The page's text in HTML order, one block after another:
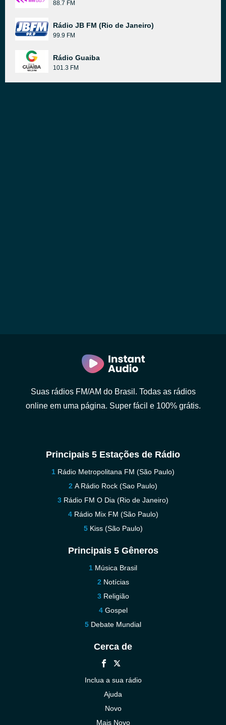
88.7 FM
Rádio JB FM (Rio de Janeiro)
99.9 FM
Rádio Guaiba
101.3 FM
Suas rádios FM/AM do Brasil. Todas as rádios
online em uma página. Super fácil e 100% grátis.
Principais 5 Estações de Rádio
Rádio Metropolitana FM (São Paulo)
A Rádio Rock (Sao Paulo)
Rádio FM O Dia (Rio de Janeiro)
Rádio Mix FM (São Paulo)
Kiss (São Paulo)
Principais 5 Gêneros
Música Brasil
Notícias
Religião
Gospel
Debate Mundial
Cerca de
Inclua a sua rádio
Ajuda
Novo
Mais Novo